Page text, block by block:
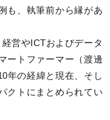
も、執筆前から縁があ
営やICTおよびデータ
ートファーマー（渡邊
年の経緯と現在、そし
クトにまとめられてい